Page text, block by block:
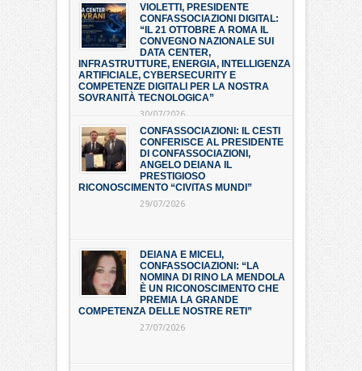
VIOLETTI, PRESIDENTE
CONFASSOCIAZIONI DIGITAL:
“IL 21 OTTOBRE A ROMA IL
CONVEGNO NAZIONALE SUI
DATA CENTER,
INFRASTRUTTURE, ENERGIA, INTELLIGENZA
ARTIFICIALE, CYBERSECURITY E
COMPETENZE DIGITALI PER LA NOSTRA
SOVRANITÀ TECNOLOGICA”
30/07/2026
CONFASSOCIAZIONI: IL CESTI
CONFERISCE AL PRESIDENTE
DI CONFASSOCIAZIONI,
ANGELO DEIANA IL
PRESTIGIOSO
RICONOSCIMENTO “CIVITAS MUNDI”
29/07/2026
DEIANA E MICELI,
CONFASSOCIAZIONI: “LA
NOMINA DI RINO LA MENDOLA
È UN RICONOSCIMENTO CHE
PREMIA LA GRANDE
COMPETENZA DELLE NOSTRE RETI”
27/07/2026